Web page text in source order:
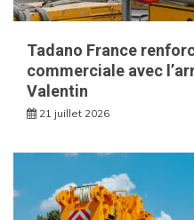
Tadano France
commerciale avec
Valentin
21 juillet 2026